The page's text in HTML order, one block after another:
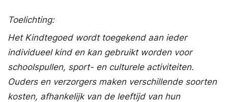
Toelichting:
Het Kindtegoed wordt toegekend aan ieder
individueel kind en kan gebruikt worden voor
schoolspullen, sport- en culturele activiteiten.
Ouders en verzorgers maken verschillende soorten
kosten, afhankelijk van de leeftijd van hun